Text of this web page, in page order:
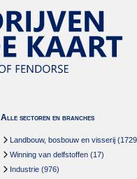
Alle sectoren en branches
Landbouw, bosbouw en visserij
Winning van delfstoffen (17)
Industrie (976)